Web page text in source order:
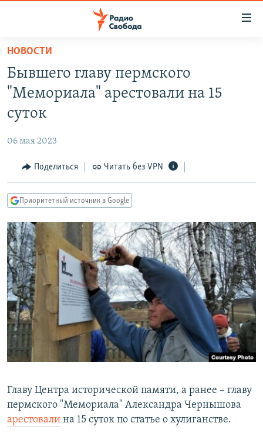
упрощенного
доступа
Вернуться
основному
Вернутся
Вернутся
поиску
ПОДКАСТЫ
АВТОРСКИЕ ПРОЕКТЫ
МНЕНИЯ
КУЛЬТУРА
КАВКАЗ.РЕАЛИИ
СЕВЕР.РЕАЛИИ
СИБИРЬ.РЕАЛИИ
РАСПИСАНИЕ ВЕЩАНИЯ
ПОДПИШИТЕСЬ НА РАССЫЛКУ
СОЦИАЛЬНЫЕ СЕТИ
Все сайты РСЕ/РС
НОВОСТИ
Бывшего главу пермского
"Мемориала" арестовали на 15
суток
06 мая 2023
Поделиться Читать без VPN
Приоритетный источник в Google
Главу Центра исторической памяти, а ранее – главу
пермского "Мемориала" Александра Чернышова
арестовали на 15 суток по статье о хулиганстве.